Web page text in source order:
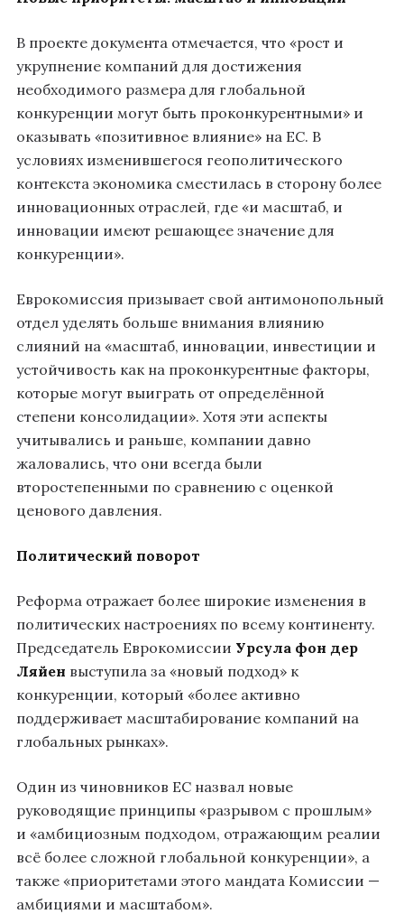
В проекте документа отмечается, что «рост и
укрупнение компаний для достижения
необходимого размера для глобальной
конкуренции могут быть проконкурентными» и
оказывать «позитивное влияние» на ЕС. В
условиях изменившегося геополитического
контекста экономика сместилась в сторону более
инновационных отраслей, где «и масштаб, и
инновации имеют решающее значение для
конкуренции».
Еврокомиссия призывает свой антимонопольный
отдел уделять больше внимания влиянию
слияний на «масштаб, инновации, инвестиции и
устойчивость как на проконкурентные факторы,
которые могут выиграть от определённой
степени консолидации». Хотя эти аспекты
учитывались и раньше, компании давно
жаловались, что они всегда были
второстепенными по сравнению с оценкой
ценового давления.
Политический поворот
Реформа отражает более широкие изменения в
политических настроениях по всему континенту.
Председатель Еврокомиссии Урсула фон дер
Ляйен выступила за «новый подход» к
конкуренции, который «более активно
поддерживает масштабирование компаний на
глобальных рынках».
Один из чиновников ЕС назвал новые
руководящие принципы «разрывом с прошлым»
и «амбициозным подходом, отражающим реалии
всё более сложной глобальной конкуренции», а
также «приоритетами этого мандата Комиссии —
амбициями и масштабом».